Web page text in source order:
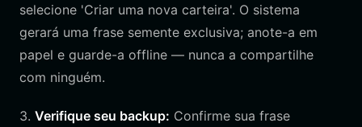
selecione 'Criar uma nova carteira'. O sistema
gerará uma frase semente exclusiva; anote-a em
papel e guarde-a offline — nunca a compartilhe
com ninguém.
3. Verifique seu backup: Confirme sua frase